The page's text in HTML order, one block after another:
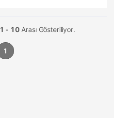
1 - 10 Arası Gösteriliyor.
1